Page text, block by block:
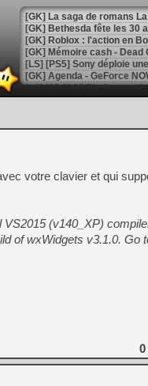
[GK] Bethesda fête les 30
[GK] Roblox : l'action en
[GK] Agenda - GeForce
[GK] Devolver Digital en a
[LS] [PS5] ps5-y2jb-
[GK] Pourquoi Marvel
[GK] Test : Restory : Chill
[GK] GTA 6 : Rockstar
[GK] Hot Wheels Infinite
[GK] Mémoire cash -
[GK] Résultats Nintendo :
[GK] Déjà des
[GK] Minecraft et ses «
[GK] Beast of
[GK] Ubisoft : fin de partie
[GK] Mémoire cash -
[GK] Dan Houser (GTA)
[GK] Comment EA Sports
[GK] Crimson Moon : un
[GK] Isle of Reveries : le
[GK] Moonlighter 2 : The
[GK] Capcom relance
votre clavier et qui
(v140_XP)
of wxWidgets v3.1.0. Go
0